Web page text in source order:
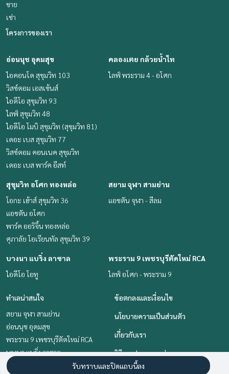
ขาย
เช่า
โครงการของเรา
อ่อนนุช อุดมสุข
ไอคอนโด สุขุมวิท 103
วิสซ์ดอม เอสเซ้นส์
ไอดีโอ สุขุมวิท 93
ไลฟ์ สุขุมวิท 48
ไอดีโอ โมบิ สุขุมวิท (สุขุมวิท 81)
เดอะ เบส สุขุมวิท 77
วิสซ์ดอม คอนเนค สุขุมวิท
เดอะ เบส พาร์ค อีสท์
คลองเตย กล้วยน้ำไท
ไลฟ์ พระราม 4 - อโศก
สุขุมวิท อโศก ทองหล่อ
โอกะ เฮ้าส์ สุขุมวิท 36
แอชตัน อโศก
พาร์ค ออริจิ้น ทองหล่อ
ศุภาลัย โอเรียนทัล สุขุมวิท 39
สยาม จุฬา สามย่าน
แอชตัน จุฬา - สีลม
บางนา แบริ่ง ลาซาล
ไอดีโอ โอทู
พระราม 9 เพชรบุรีตัดใหม่ RCA
ไลฟ์ อโศก - พระราม 9
ทำเลน่าสนใจ
สยาม จุฬา สามย่าน
อ่อนนุช อุดมสุข
พระราม 9 เพชรบุรีตัดใหม่ RCA
บางนา แบริ่ง ลาซาล
สุขุมวิท อโศก ทองหล่อ
ข้อตกลงและเงื่อนไข
นโยบายความเป็นส่วนตัว
เกี่ยวกับเรา
วิธีการฝากขาย-เช่า
ติดต่อ
รับทราบและปิดแถบนี้ลง